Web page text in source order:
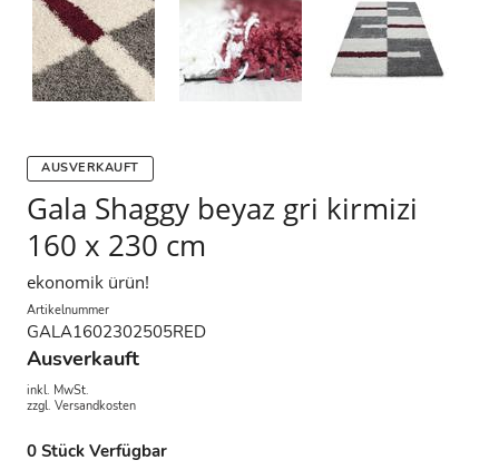
AUSVERKAUFT
Gala Shaggy beyaz gri kirmizi
160 x 230 cm
ekonomik ürün!
Artikelnummer
GALA1602302505RED
Ausverkauft
inkl. MwSt.
zzgl. Versandkosten
0 Stück Verfügbar